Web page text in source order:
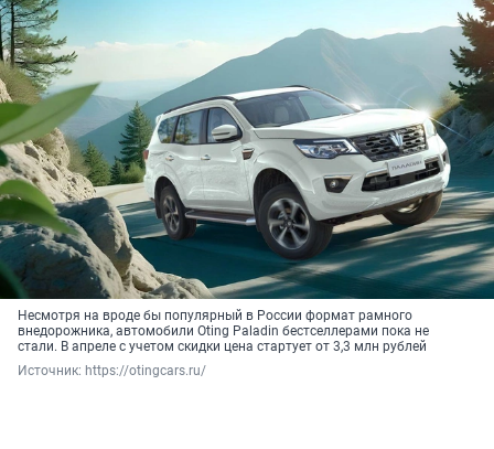
Несмотря на вроде бы популярный в России формат рамного
внедорожника, автомобили Oting Paladin бестселлерами пока не
стали. В апреле с учетом скидки цена стартует от 3,3 млн рублей
Источник: https://otingcars.ru/